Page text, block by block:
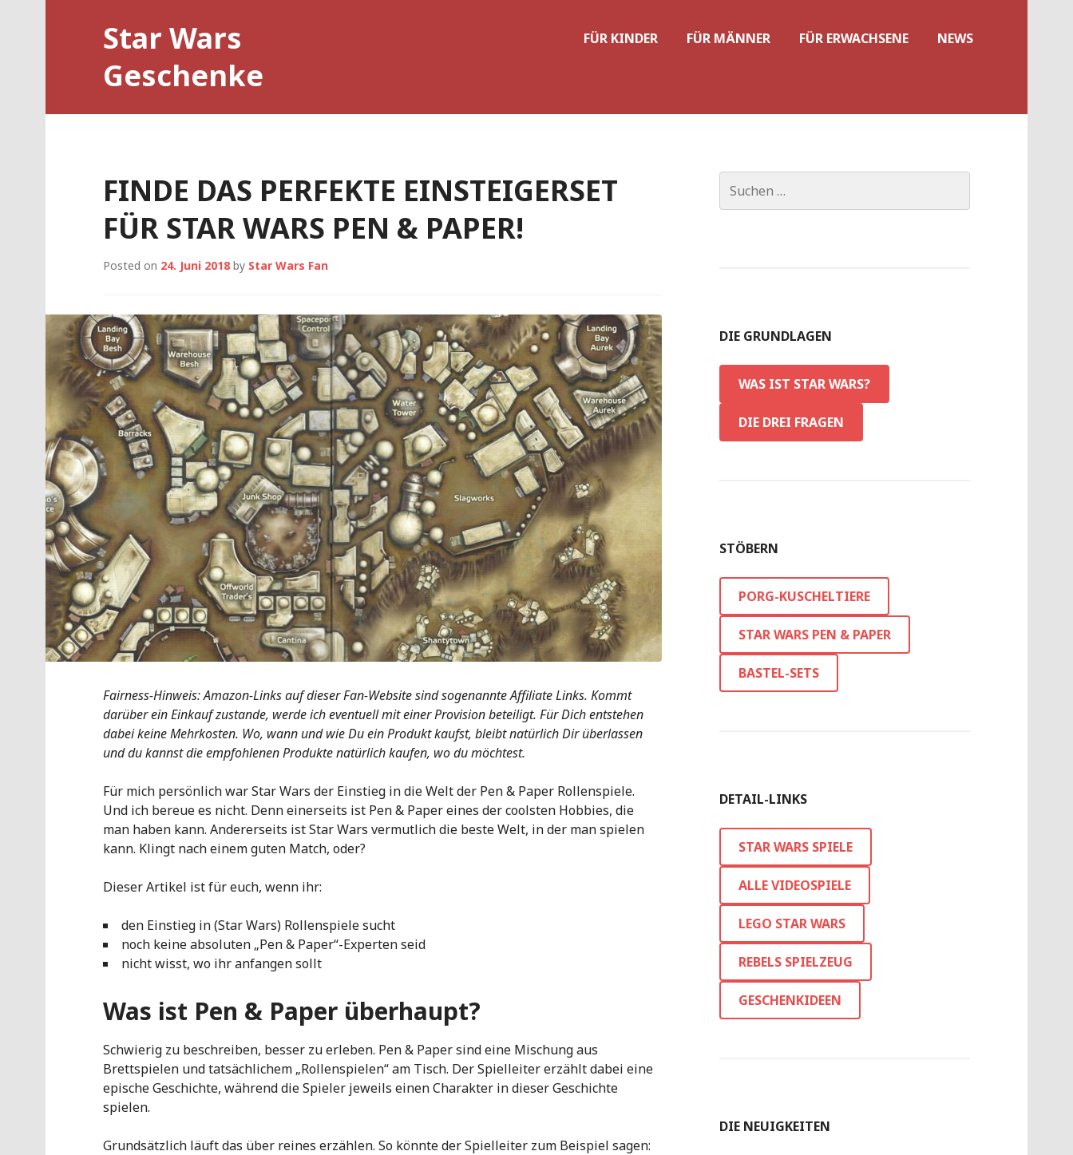
Star Wars
Geschenke
FÜR KINDER FÜR MÄNNER FÜR ERWACHSENE NEWS
FINDE DAS PERFEKTE EINSTEIGERSET
FÜR STAR WARS PEN & PAPER!
Posted on 24. Juni 2018 by Star Wars Fan
Fairness-Hinweis: Amazon-Links auf dieser Fan-Website sind sogenannte Affiliate Links. Kommt
darüber ein Einkauf zustande, werde ich eventuell mit einer Provision beteiligt. Für Dich entstehen
dabei keine Mehrkosten. Wo, wann und wie Du ein Produkt kaufst, bleibt natürlich Dir überlassen
und du kannst die empfohlenen Produkte natürlich kaufen, wo du möchtest.
Für mich persönlich war Star Wars der Einstieg in die Welt der Pen & Paper Rollenspiele.
Und ich bereue es nicht. Denn einerseits ist Pen & Paper eines der coolsten Hobbies, die
man haben kann. Andererseits ist Star Wars vermutlich die beste Welt, in der man spielen
kann. Klingt nach einem guten Match, oder?
Dieser Artikel ist für euch, wenn ihr:
den Einstieg in (Star Wars) Rollenspiele sucht
noch keine absoluten „Pen & Paper“-Experten seid
nicht wisst, wo ihr anfangen sollt
Was ist Pen & Paper überhaupt?
Schwierig zu beschreiben, besser zu erleben. Pen & Paper sind eine Mischung aus
Brettspielen und tatsächlichem „Rollenspielen“ am Tisch. Der Spielleiter erzählt dabei eine
epische Geschichte, während die Spieler jeweils einen Charakter in dieser Geschichte
spielen.
Grundsätzlich läuft das über reines erzählen. So könnte der Spielleiter zum Beispiel sagen:
nach:
DIE GRUNDLAGEN
WAS IST STAR WARS?
DIE DREI FRAGEN
STÖBERN
PORG-KUSCHELTIERE
STAR WARS PEN & PAPER
BASTEL-SETS
DETAIL-LINKS
STAR WARS SPIELE
ALLE VIDEOSPIELE
LEGO STAR WARS
REBELS SPIELZEUG
GESCHENKIDEEN
DIE NEUIGKEITEN